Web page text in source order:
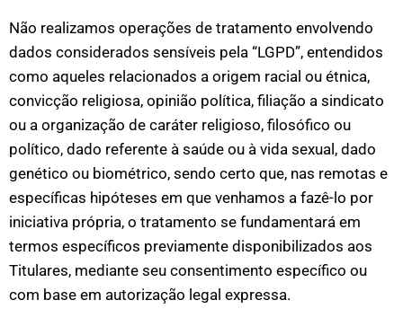
Não realizamos operações de tratamento envolvendo
dados considerados sensíveis pela “LGPD”, entendidos
como aqueles relacionados a origem racial ou étnica,
convicção religiosa, opinião política, filiação a sindicato
ou a organização de caráter religioso, filosófico ou
político, dado referente à saúde ou à vida sexual, dado
genético ou biométrico, sendo certo que, nas remotas e
específicas hipóteses em que venhamos a fazê-lo por
iniciativa própria, o tratamento se fundamentará em
termos específicos previamente disponibilizados aos
Titulares, mediante seu consentimento específico ou
com base em autorização legal expressa.